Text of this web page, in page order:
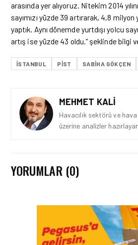
arasında yer alıyoruz. Nitekim 2014
sayımızı yüzde 39 artırarak, 4,8
yaptık. Aynı dönemde yurtdışı yolcu
artış ise yüzde 43 oldu.” şeklinde bilgi
ISTANBUL PIST SABIHA GÖKÇEN
MEHMET KALI
Havacılık sektörü ve
üzerine analizler
YORUMLAR (0)
HAVACILIK •
UÇAKLAR